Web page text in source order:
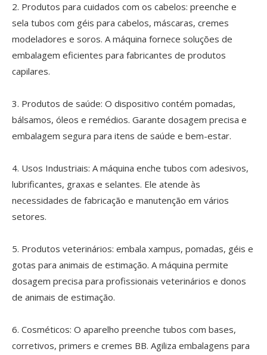
2. Produtos para cuidados com os cabelos: preenche e
sela tubos com géis para cabelos, máscaras, cremes
modeladores e soros. A máquina fornece soluções de
embalagem eficientes para fabricantes de produtos
capilares.
3. Produtos de saúde: O dispositivo contém pomadas,
bálsamos, óleos e remédios. Garante dosagem precisa e
embalagem segura para itens de saúde e bem-estar.
4. Usos Industriais: A máquina enche tubos com adesivos,
lubrificantes, graxas e selantes. Ele atende às
necessidades de fabricação e manutenção em vários
setores.
5. Produtos veterinários: embala xampus, pomadas, géis e
gotas para animais de estimação. A máquina permite
dosagem precisa para profissionais veterinários e donos
de animais de estimação.
6. Cosméticos: O aparelho preenche tubos com bases,
corretivos, primers e cremes BB. Agiliza embalagens para